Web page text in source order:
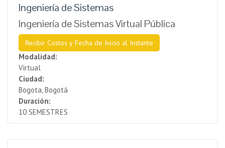
Ingeniería de Sistemas
Ingeniería de Sistemas Virtual Pública
Recibir Costos y Fecha de Inicio al Instante
Modalidad:
Virtual
Ciudad:
Bogota, Bogotá
Duración:
10 SEMESTRES